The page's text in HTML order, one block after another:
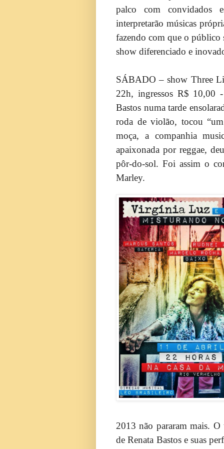
palco com convidados
interpretarão músicas
fazendo com que o público
show diferenciado e
SÁBADO – show Three
22h, ingressos R$ 10,00
Bastos numa tarde
roda de violão, tocou
moça, a companhia
apaixonada por reggae,
pôr-do-sol. Foi assim o
Marley.
2013 não pararam mais.
de Renata Bastos e suas